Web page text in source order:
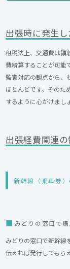
出張時に発生
租税法上、交通費は領
費精算することが可能
監査対応の観点から、
ほとんどです。そのた
するように心がけまし
出張経費関連
新幹線（乗車券
みどりの窓口で
みどりの窓口で新幹線
伝えれば発行してもら